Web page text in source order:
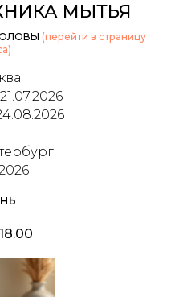
МЫТЬЯ
(перейти в страницу